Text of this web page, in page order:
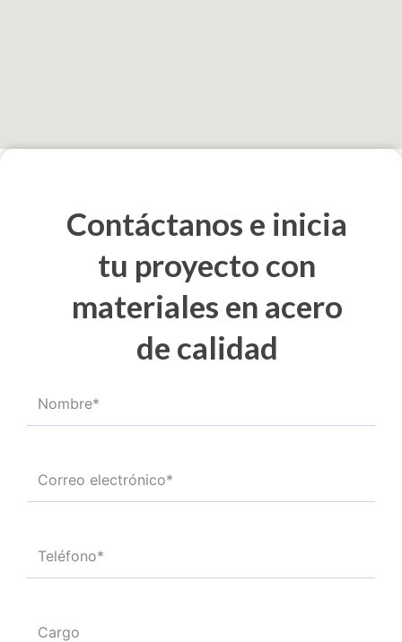
Contáctanos e inicia
tu proyecto con
materiales en acero
de calidad